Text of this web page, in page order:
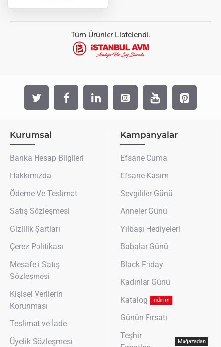
Tüm Ürünler Listelendi.
Kurumsal
Banka Hesap Bilgileri
Hakkımızda
Ödeme Ve Teslimat
Satış Sözleşmesi
Gizlilik Şartları
Çerez Politikası
Mesafeli Satış
Sözleşmesi
Kişisel Verilerin
Korunması
Teslimat ve İade
Üyelik Sözleşmesi
Kampanyalar
Efsane Cuma
Efsane Kasım
Sevgililer Günü
Anneler Günü
Yılbaşı Hediyeleri
Babalar Günü
Black Friday
Kadınlar Günü
Katalog
İndirim
Günün Fırsatı
Teşhir
Mağazadan